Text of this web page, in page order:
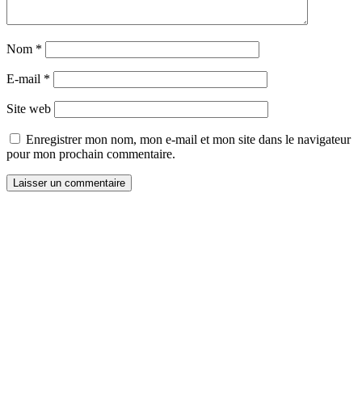
Nom *
E-mail *
Site web
Enregistrer mon nom, mon e-mail et mon site dans le navigateur
pour mon prochain commentaire.